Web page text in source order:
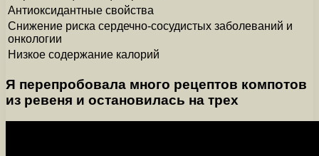
Антиоксидантные свойства
Снижение риска сердечно-сосудистых заболеваний и
онкологии
Низкое содержание калорий
Я перепробовала много рецептов компотов
из ревеня и остановилась на трех